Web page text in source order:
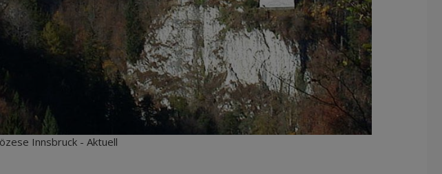
Innsbruck - Aktuell